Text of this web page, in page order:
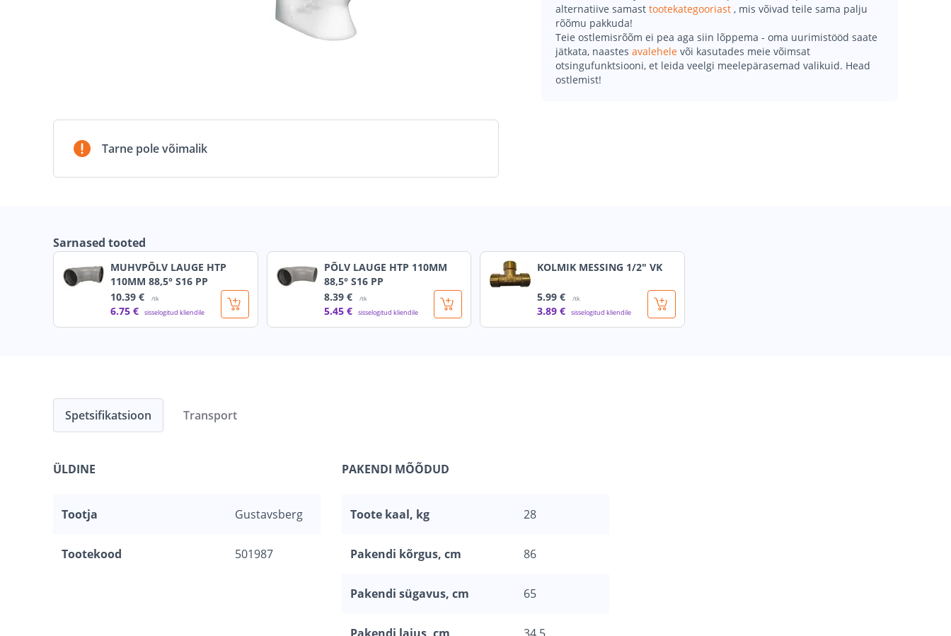
Tarne pole võimalik
alternatiive samast tootekategooriast , mis võivad teile sama palju
rõõmu pakkuda!
Teie ostlemisrõõm ei pea aga siin lõppema - oma uurimistööd saate
jätkata, naastes avalehele või kasutades meie võimsat
otsingufunktsiooni, et leida veelgi meelepärasemad valikuid. Head
ostlemist!
Sarnased tooted
MUHVPÕLV LAUGE HTP
110MM 88,5° S16 PP
10.39 € /tk
6.75 € sisselogitud kliendile
PÕLV LAUGE HTP 110MM
88,5° S16 PP
8.39 € /tk
5.45 € sisselogitud kliendile
KOLMIK MESSING 1/2" VK
5.99 € /tk
3.89 € sisselogitud kliendile
Spetsifikatsioon
ÜLDINE
Tootja Gustavsberg
Tootekood 501987
PAKENDI MÕÕDUD
Toote kaal, kg 28
Pakendi kõrgus, cm 86
Pakendi sügavus, cm 65
Transport